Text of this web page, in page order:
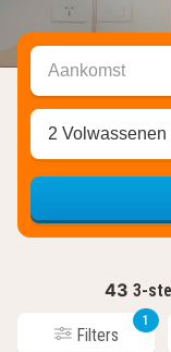
Aankomst
2 Volwassenen
43 3-
Filters
1